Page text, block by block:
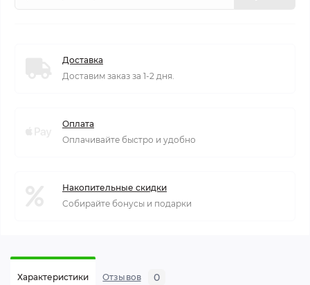
Доставка
Доставим заказ за 1-2 дня.
Оплата
Оплачивайте быстро и удобно
Накопительные скидки
Собирайте бонусы и подарки
Характеристики Отзывов 0